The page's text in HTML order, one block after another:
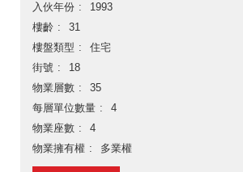
入伙年份
1993
樓齡
31
樓盤類型
住宅
街號
18
物業層數
35
每層單位數量
4
物業座數
4
物業擁有權
多業權